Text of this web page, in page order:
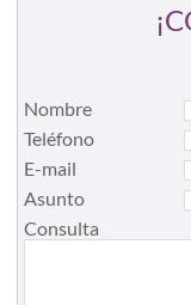
Nombre
Teléfono
E-mail
Asunto
Consulta